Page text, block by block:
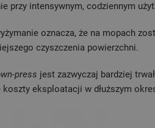
przy intensywnym, codziennym
oznacza, że na mopach
czyszczenia powierzchni.
press jest zazwyczaj bardziej
eksploatacji w dłuższym